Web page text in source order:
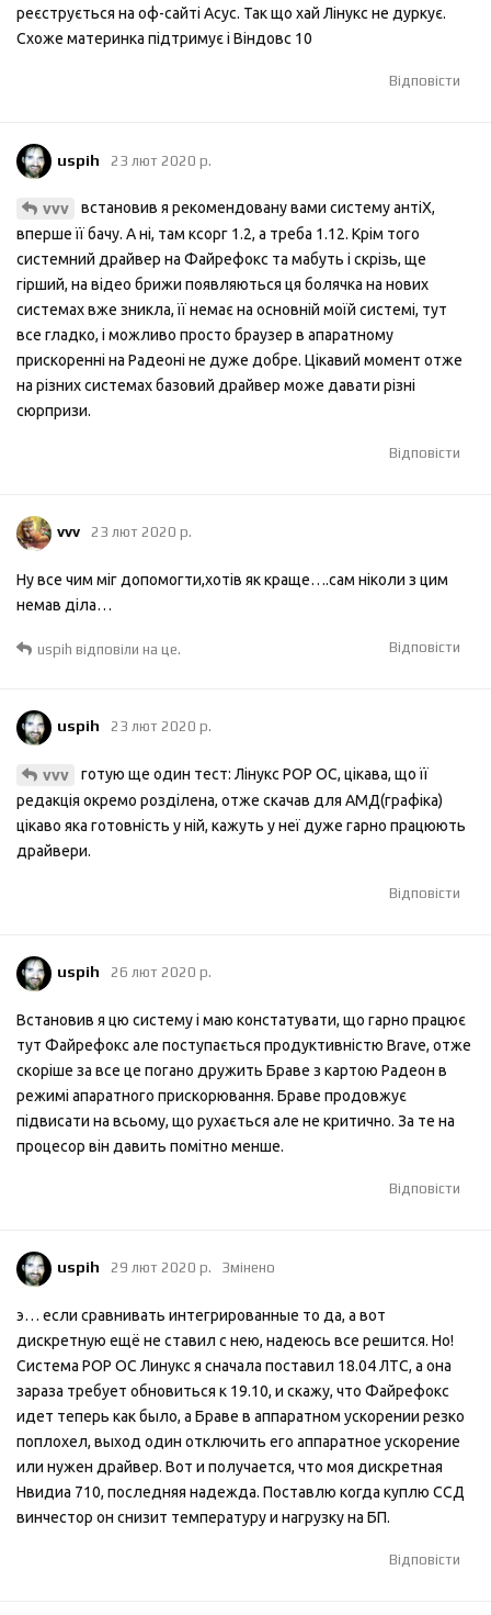
реєструється на оф-сайті Асус. Так що хай Лінукс не дуркує.
Схоже материнка підтримує і Віндовс 10
Відповісти
uspih 23 лют 2020 р.
vvv
встановив я рекомендовану вами систему антіХ,
вперше її бачу. А ні, там ксорг 1.2, а треба 1.12. Крім того
системний драйвер на Файрефокс та мабуть і скрізь, ще
гірший, на відео брижи появляються ця болячка на нових
системах вже зникла, її немає на основній моїй системі, тут
все гладко, і можливо просто браузер в апаратному
прискоренні на Радеоні не дуже добре. Цікавий момент отже
на різних системах базовий драйвер може давати різні
сюрпризи.
Відповісти
vvv 23 лют 2020 р.
Ну все чим міг допомогти,хотів як краще….сам ніколи з цим
немав діла…
Відповісти
uspih відповіли на це.
uspih 23 лют 2020 р.
vvv
готую ще один тест: Лінукс РОР ОС, цікава, що її
редакція окремо розділена, отже скачав для АМД(графіка)
цікаво яка готовність у ній, кажуть у неї дуже гарно працюють
драйвери.
Відповісти
uspih 26 лют 2020 р.
Встановив я цю систему і маю констатувати, що гарно працює
тут Файрефокс але поступається продуктивністю Brave, отже
скоріше за все це погано дружить Браве з картою Радеон в
режимі апаратного прискорювання. Браве продовжує
підвисати на всьому, що рухається але не критично. За те на
процесор він давить помітно менше.
Відповісти
uspih 29 лют 2020 р. Змінено
э… если сравнивать интегрированные то да, а вот
дискретную ещё не ставил с нею, надеюсь все решится. Но!
Система РОР ОС Линукс я сначала поставил 18.04 ЛТС, а она
зараза требует обновиться к 19.10, и скажу, что Файрефокс
идет теперь как было, а Браве в аппаратном ускорении резко
поплохел, выход один отключить его аппаратное ускорение
или нужен драйвер. Вот и получается, что моя дискретная
Нвидиа 710, последняя надежда. Поставлю когда куплю ССД
винчестор он снизит температуру и нагрузку на БП.
Відповісти